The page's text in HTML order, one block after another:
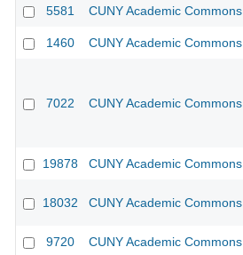
5581 CUNY Academic Commons
1460 CUNY Academic Commons
7022 CUNY Academic Commons
19878 CUNY Academic Commons
18032 CUNY Academic Commons
9720 CUNY Academic Commons